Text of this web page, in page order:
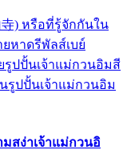
寺) หรือที่รู้จักกันใน
หาดรีพัลส์เบย์
ยรูปปั้นเจ้าแม่กวนอิมสี
รูปปั้นเจ้าแม่กวนอิม
มสง่าเจ้าแม่กวนอิ